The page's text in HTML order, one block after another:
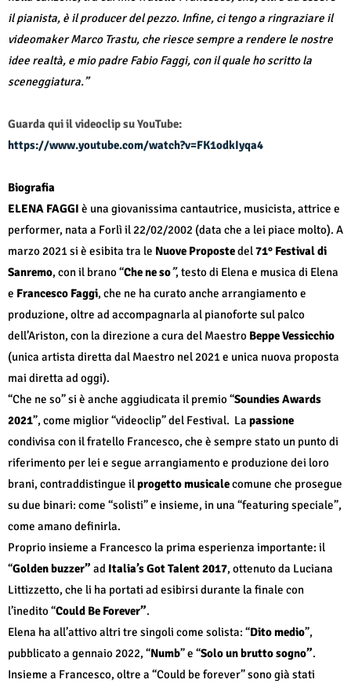
il pianista, è il producer del pezzo. Infine, ci tengo a ringraziare il
videomaker Marco Trastu, che riesce sempre a rendere le nostre
idee realtà, e mio padre Fabio Faggi, con il quale ho scritto la
sceneggiatura.”
Guarda qui il videoclip su YouTube:
https://www.youtube.com/watch?v=FK1odkIyqa4
Biografia
ELENA FAGGI è una giovanissima cantautrice, musicista, attrice e
performer, nata a Forlì il 22/02/2002 (data che a lei piace molto). A
marzo 2021 si è esibita tra le Nuove Propostedel71° Festival di
Sanremo, con il brano “Che ne so”, testo di Elena e musica di Elena
e Francesco Faggi, che ne ha curato anche arrangiamento e
produzione, oltre ad accompagnarla al pianoforte sul palco
dell’Ariston, con la direzione a cura del Maestro Beppe Vessicchio
(unica artista diretta dal Maestro nel 2021 e unica nuova proposta
mai diretta ad oggi).
“Che ne so” si è anche aggiudicata il premio “Soundies Awards
2021”, come miglior “videoclip” del Festival. La passione
condivisa con il fratello Francesco, che è sempre stato un punto di
riferimento per lei e segue arrangiamento e produzione dei loro
brani, contraddistingue ilprogetto musicalecomune che prosegue
su due binari: come “solisti” e insieme, in una “featuring speciale”,
come amano definirla.
Proprio insieme a Francesco la prima esperienza importante: il
“Golden buzzer” ad Italia’s Got Talent 2017, ottenuto da Luciana
Littizzetto, che li ha portati ad esibirsi durante la finale con
l’inedito “Could Be Forever”.
Elena ha all’attivo altri tre singoli come solista: “Dito medio”,
pubblicato a gennaio 2022, “Numb” e “Solo un brutto sogno”.
Insieme a Francesco, oltre a “Could be forever” sono già stati